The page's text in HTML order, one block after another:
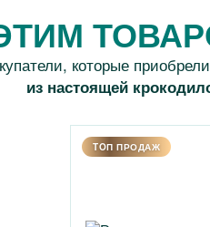
которые приобрели
из настоящей
TOП ПРОДАЖ